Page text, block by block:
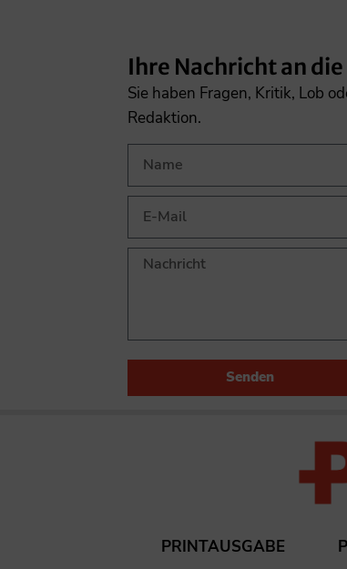
Ihre Nachricht an
Sie haben Fragen, Kritik, Lob
Redaktion.
Senden
PRINTAUSGABE